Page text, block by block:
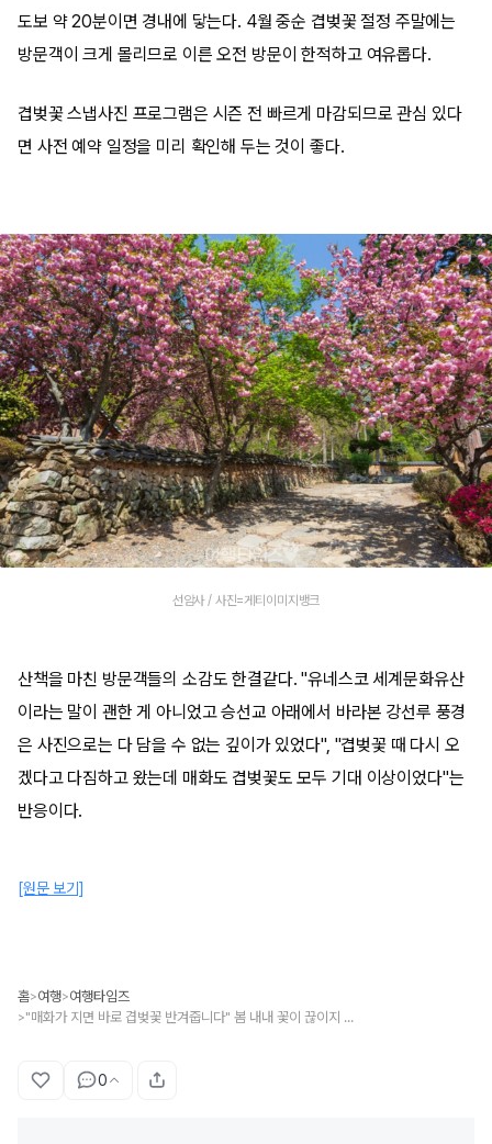
도보 약 20분이면 경내에 닿는다. 4월 중순 겹벚꽃 절정 주말에는
방문객이 크게 몰리므로 이른 오전 방문이 한적하고 여유롭다.
겹벚꽃 스냅사진 프로그램은 시즌 전 빠르게 마감되므로 관심 있다
면 사전 예약 일정을 미리 확인해 두는 것이 좋다.
선암사 / 사진=게티이미지뱅크
산책을 마친 방문객들의 소감도 한결같다. "유네스코 세계문화유산
이라는 말이 괜한 게 아니었고 승선교 아래에서 바라본 강선루 풍경
은 사진으로는 다 담을 수 없는 깊이가 있었다", "겹벚꽃 때 다시 오
겠다고 다짐하고 왔는데 매화도 겹벚꽃도 모두 기대 이상이었다"는
반응이다.
[원문 보기]
홈>여행>여행타임즈
> "매화가 지면 바로 겹벚꽃 반겨줍니다" 봄 내내 꽃이 끊이지 않는 유네스코 천년 고찰 봄 명소
0